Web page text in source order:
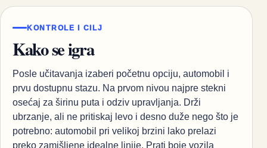
KONTROLE I CILJ
Kako se igra
Posle učitavanja izaberi početnu opciju, automobil i
prvu dostupnu stazu. Na prvom nivou najpre stekni
osećaj za širinu puta i odziv upravljanja. Drži
ubrzanje, ali ne pritiskaj levo i desno duže nego što je
potrebno: automobil pri velikoj brzini lako prelazi
preko zamišljene idealne linije. Prati boje vozila